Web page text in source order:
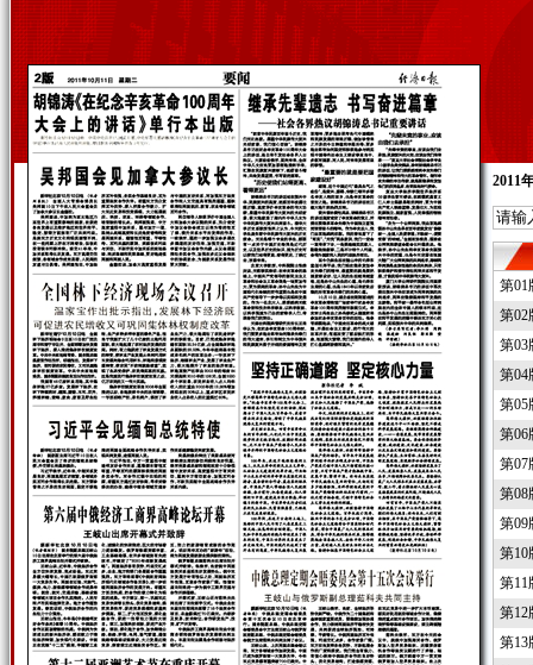
2011
第01
第02
第03
第04
第05
第06
第07
第08
第09
第10
第11
第12
第13